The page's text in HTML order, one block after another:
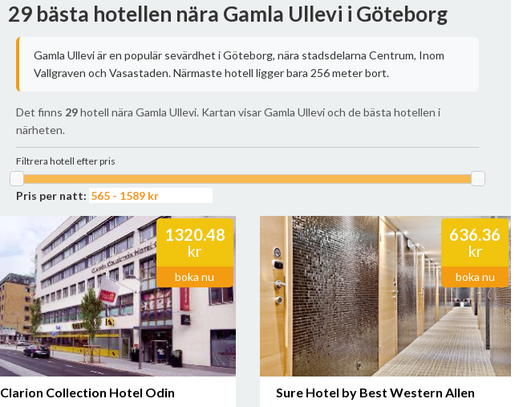
29 bästa hotellen nära Gamla Ullevi i Göteborg
Gamla Ullevi är en populär sevärdhet i Göteborg, nära stadsdelarna Centrum, Inom
Vallgraven och Vasastaden. Närmaste hotell ligger bara 256 meter bort.
Det finns 29hotell nära Gamla Ullevi. Kartan visar Gamla Ullevi och de bästa hotellen i
närheten.
Filtrera hotell efter pris
Pris per natt:
1320.48
kr
boka nu
Clarion Collection Hotel Odin
636.36
kr
boka nu
Sure Hotel by Best Western Allen